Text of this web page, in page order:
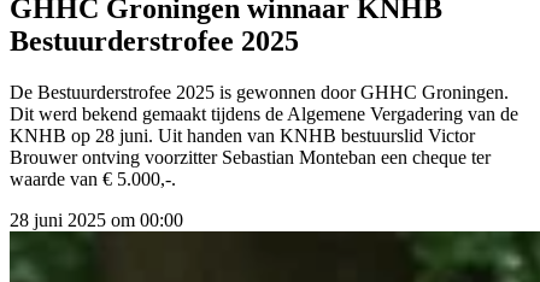
GHHC Groningen winnaar KNHB
Bestuurderstrofee 2025
De Bestuurderstrofee 2025 is gewonnen door GHHC Groningen.
Dit werd bekend gemaakt tijdens de Algemene Vergadering van de
KNHB op 28 juni. Uit handen van KNHB bestuurslid Victor
Brouwer ontving voorzitter Sebastian Monteban een cheque ter
waarde van € 5.000,-.
28 juni 2025 om 00:00